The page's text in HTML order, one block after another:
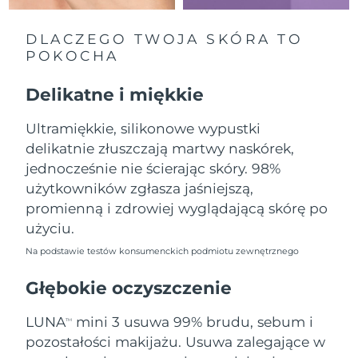
DLACZEGO TWOJA SKÓRA TO
POKOCHA
Delikatne i miękkie
Ultramiękkie, silikonowe wypustki
delikatnie złuszczają martwy naskórek,
jednocześnie nie ścierając skóry. 98%
użytkowników zgłasza jaśniejszą,
promienną i zdrowiej wyglądającą skórę po
użyciu.
Na podstawie testów konsumenckich podmiotu zewnętrznego
Głębokie oczyszczenie
LUNATM
mini 3 usuwa 99% brudu, sebum i
pozostałości makijażu. Usuwa zalegające w
Liban
Oczekiwany czas dostawy
Litwa
Oczekiwany czas dostawy
SRA Makau (Chiny)
Oczekiwany czas dostawy
13/08/2026
Malezja
Oczekiwany czas dostawy
14/08/2026
Malta
Oczekiwany czas dostawy
11/08/2026
Meksyk
Oczekiwany czas dostawy
Monako
Oczekiwany czas dostawy